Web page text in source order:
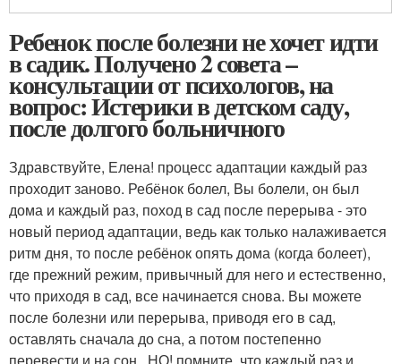
Ребенок после болезни не хочет идти
в садик. Получено 2 совета –
консультации от психологов, на
вопрос: Истерики в детском саду,
после долгого больничного
Здравствуйте, Елена! процесс адаптации каждый раз
проходит заново. Ребёнок болел, Вы болели, он был
дома и каждый раз, поход в сад после перерыва - это
новый период адаптации, ведь как только налаживается
ритм дня, то после ребёнок опять дома (когда болеет),
где прежний режим, привычный для него и естественно,
что приходя в сад, все начинается снова. Вы можете
после болезни или перерыва, приводя его в сад,
оставлять сначала до сна, а потом постепенно
перевести и на сон . НО! помните, что каждый раз и